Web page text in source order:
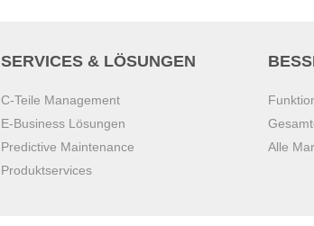
SERVICES & LÖSUNGEN
C-Teile Management
E-Business Lösungen
Predictive Maintenance
Produktservices
Alle